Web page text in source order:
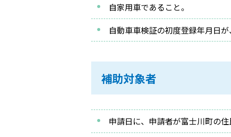
自家用車であること。
自動車車検証の初度登録年月日
補助対象者
申請日に、申請者が富士川町の